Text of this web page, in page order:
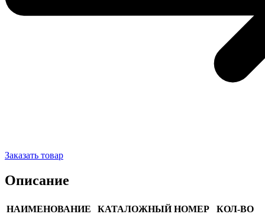
Заказать товар
Описание
НАИМЕНОВАНИЕ КАТАЛОЖНЫЙ НОМЕР
КОЛ-ВО